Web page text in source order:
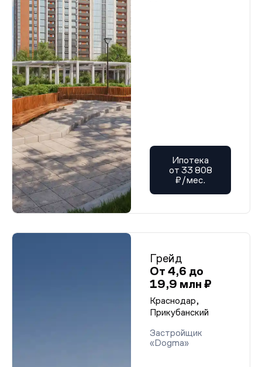
Ипотека
от 33 808
₽/мес.
Грейд
От 4,6 до
19,9 млн ₽
Краснодар,
Прикубанский
Застройщик
«Dogma»